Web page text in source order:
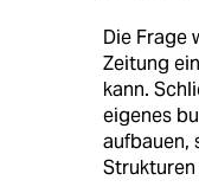
Die Frage
Zeitung
kann.
eigenes
aufbauen,